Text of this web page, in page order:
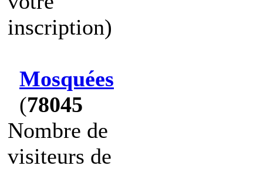
inscription)
Mosquées
(78045
Nombre de
visiteurs de